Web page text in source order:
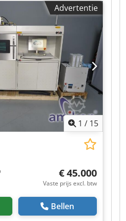
legeringen, titaan,
Inconel Laser:
Ror Ytterbium vezellaser
Afmetingen: 448x580x132
water Centraal
±10 nm
kHz Gemiddeld
W Vermogensregeling: 10–
0,37 mm x mrad Staat:
(zie foto) (Wijzigingen
gegevens
verdere vragen
telefonisch.
Advertentie
1 / 15
€ 45.000
Vaste prijs excl. btw
Bellen